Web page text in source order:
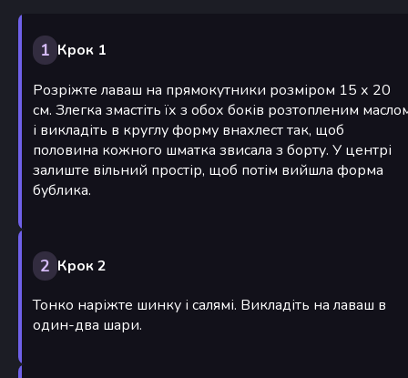
1 Крок 1
Розріжте лаваш на прямокутники розміром 15 х 20
см. Злегка змастіть їх з обох боків розтопленим
і викладіть в круглу форму внахлест так, щоб
половина кожного шматка звисала з борту. У центрі
залиште вільний простір, щоб потім вийшла форма
бублика.
2 Крок 2
Тонко наріжте шинку і салямі. Викладіть на лаваш в
один-два шари.